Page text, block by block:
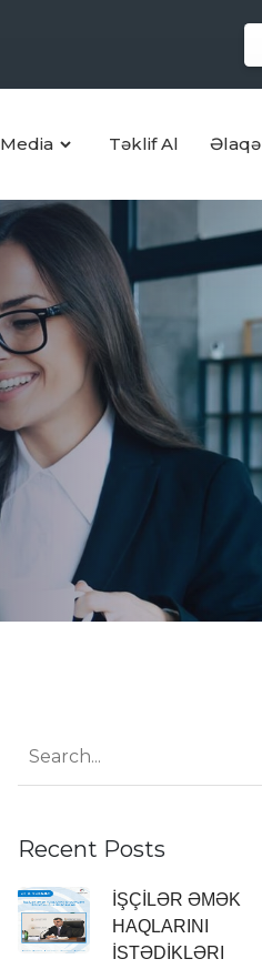
Media Təklif Al Əlaqə
Recent Posts
İŞÇİLƏR ƏMƏK
HAQLARINI
İSTƏDİKLƏRI